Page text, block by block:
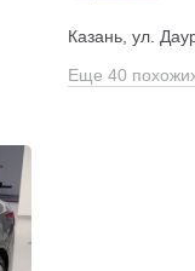
Казань, ул.
Еще 40